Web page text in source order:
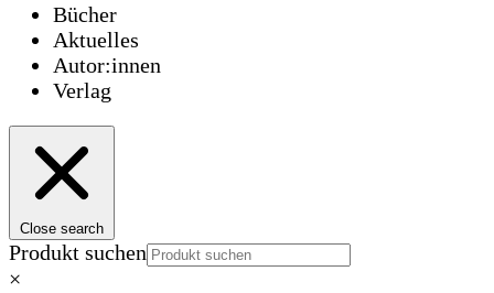
Bücher
Aktuelles
Autor:innen
Verlag
Close search
Produkt suchen
×